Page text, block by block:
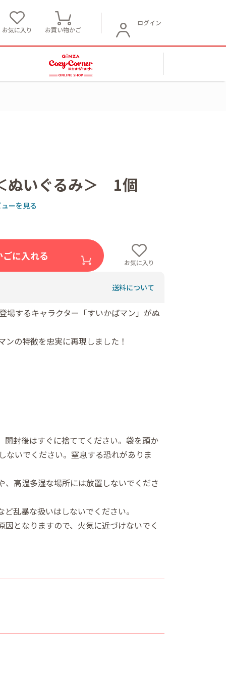
お気に入り お買い物かご
ログイン
ぬいぐるみ＞ 1個
ーを見る
に入れる
お気に入り
送料について
場するキャラクター「すいかばマン」がぬ
ンの特徴を忠実に再現しました！
開封後はすぐに捨ててください。袋を頭か
ないでください。窒息する恐れがありま
、高温多湿な場所には放置しないでくださ
乱暴な扱いはしないでください。
因となりますので、火気に近づけないでく